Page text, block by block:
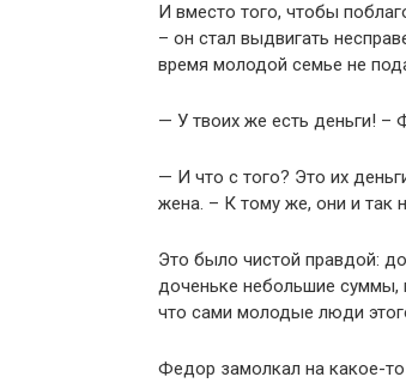
И вместо того, чтобы
– он стал выдвигать
время молодой семье не
— У твоих же есть деньги! –
— И что с того? Это их
жена. – К тому же, они и так
Это было чистой правдой:
доченьке небольшие суммы,
что сами молодые люди
Федор замолкал на какое-